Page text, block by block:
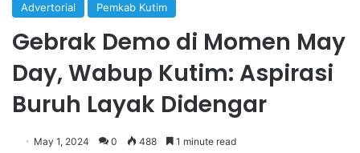
Advertorial Pemkab Kutim
Gebrak Demo di Momen May
Day, Wabup Kutim: Aspirasi
Buruh Layak Didengar
May 1, 2024 0 488 1 minute read